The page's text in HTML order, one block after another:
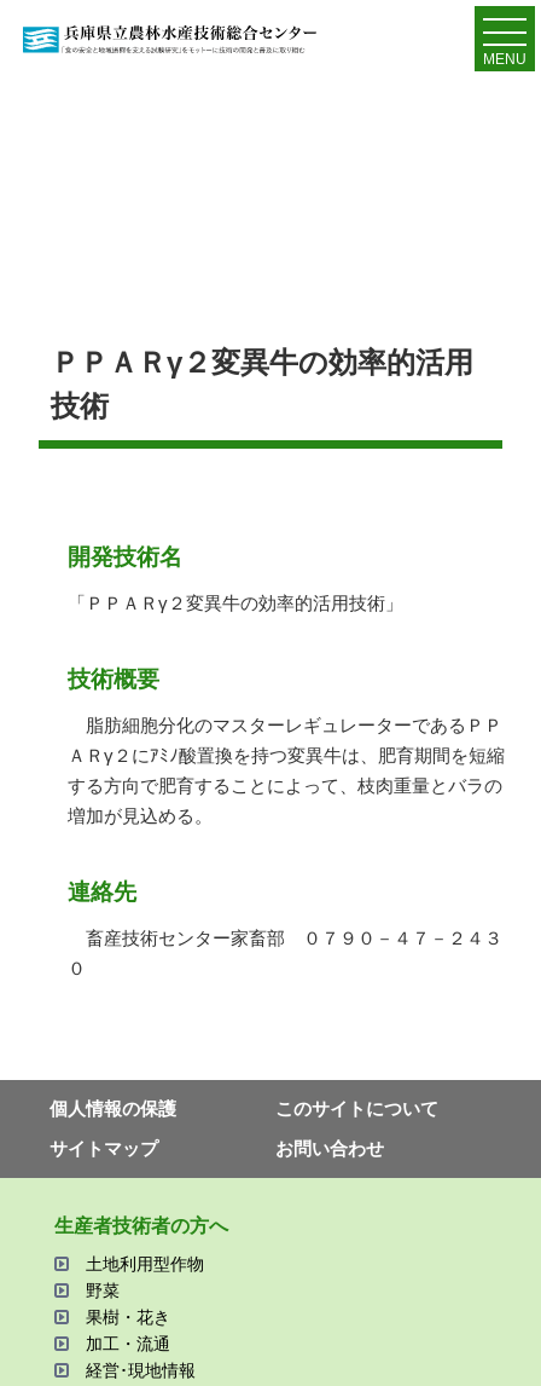
MENU
ＰＰＡＲγ２変異牛の効率的活用
技術
開発技術名
「ＰＰＡＲγ２変異牛の効率的活用技術」
技術概要
脂肪細胞分化のマスターレギュレーターであるＰＰ
ＡＲγ２にｱﾐﾉ酸置換を持つ変異牛は、肥育期間を短縮
する方向で肥育することによって、枝肉重量とバラの
増加が見込める。
連絡先
畜産技術センター家畜部 ０７９０－４７－２４３
０
個⼈情報の保護
このサイトについて
サイトマップ
お問い合わせ
⽣産者技術者の⽅へ
⼟地利⽤型作物
野菜
果樹・花き
加⼯・流通
経営･現地情報